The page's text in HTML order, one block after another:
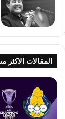
المقالات الاكثر